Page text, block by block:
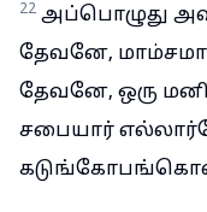
22 அப்பொழுது
தேவனே,
தேவனே, ஒரு
சபையார்